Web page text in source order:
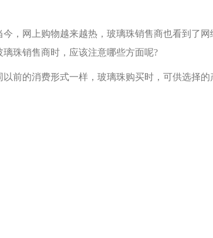
网上购物越来越热，玻璃珠销售商也看到了网
璃珠销售商时，应该注意哪些方面呢?
的消费形式一样，玻璃珠购买时，可供选择的